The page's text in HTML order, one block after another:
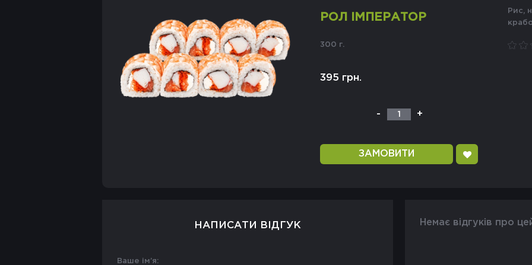
РОЛ ІМПЕРАТОР
300 г.
395 грн.
- 1 +
ЗАМОВИТИ
рис, норі, креветка тигрова, лосось,
НАПИСАТИ ВІДГУК
Ваше ім’я:
Немає відгуків про